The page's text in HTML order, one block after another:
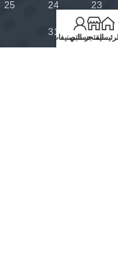
23
24
25
30
31
المتجرحسابيالتصنيفات